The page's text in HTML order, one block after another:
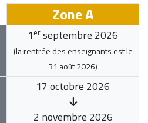
Zone A
1 er septembre 2026
(la rentrée des enseignants est le
31 août 2026)
17 octobre 2026
2 novembre 2026